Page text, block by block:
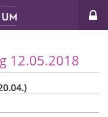
12.05.2018